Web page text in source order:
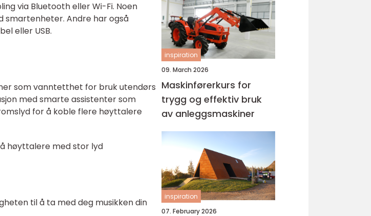
via Bluetooth eller Wi-Fi. Noen
smartenheter. Andre har også
eller USB.
som vanntetthet for bruk utendørs
med smarte assistenter som
for å koble flere høyttalere
høyttalere med stor lyd
til å ta med deg musikken din
inspiration
09. March 2026
Maskinførerkurs for
trygg og effektiv bruk
av anleggsmaskiner
inspiration
07. February 2026